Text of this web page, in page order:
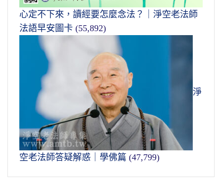
心定不下來，讀經要怎麼念法？｜淨空老法師
法語早安圖卡 (55,892)
淨
空老法師答疑解惑｜學佛篇 (47,799)